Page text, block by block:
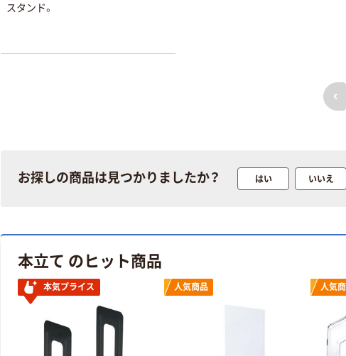
スタンド。
前へ
お探しの商品は見つかりましたか？ はい いいえ
本立て のヒット商品
本気プライス 人気商品 人気